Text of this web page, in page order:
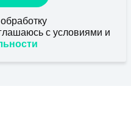
с условиями и